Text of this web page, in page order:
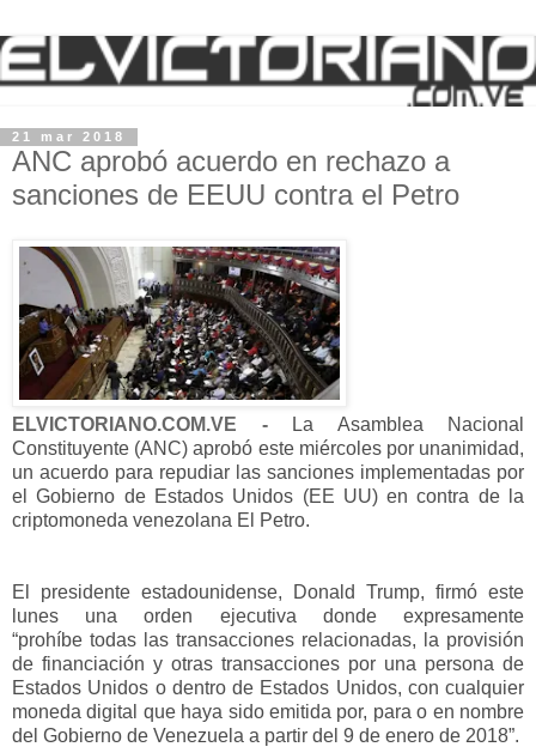
21 mar 2018
ANC aprobó acuerdo en rechazo a
sanciones de EEUU contra el Petro
ELVICTORIANO.COM.VE -
La Asamblea Nacional
Constituyente (ANC) aprobó este miércoles por unanimidad,
un acuerdo para repudiar las sanciones implementadas por
el Gobierno de Estados Unidos (EE UU) en contra de la
criptomoneda venezolana El Petro.
El presidente estadounidense, Donald Trump, firmó este
lunes una orden ejecutiva donde expresamente
“prohíbe todas las transacciones relacionadas, la provisión
de financiación y otras transacciones por una persona de
Estados Unidos o dentro de Estados Unidos, con cualquier
moneda digital que haya sido emitida por, para o en nombre
del Gobierno de Venezuela a partir del 9 de enero de 2018”.